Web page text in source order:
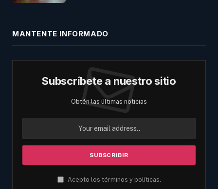
MANTENTE INFORMADO
Subscríbete a nuestro sitio
Obtén las últimas noticias
Acepto los términos y políticas.